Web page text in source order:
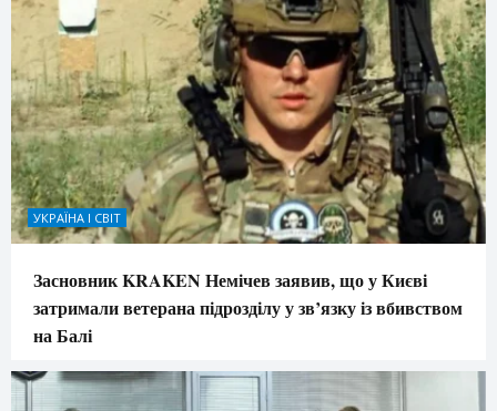
УКРАЇНА І СВІТ
Засновник KRAKEN Немічев заявив, що у Києві
затримали ветерана підрозділу у зв’язку із вбивством
на Балі